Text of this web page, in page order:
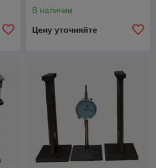
В наличии
Цену уточняйте